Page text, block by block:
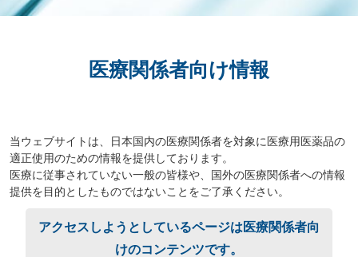
医療関係者向け情報
当ウェブサイトは、日本国内の医療関係者を対象に医療用医薬品の
適正使用のための情報を提供しております。
医療に従事されていない一般の皆様や、国外の医療関係者への情報
提供を目的としたものではないことをご了承ください。
アクセスしようとしているページは医療関係者向
けのコンテンツです。